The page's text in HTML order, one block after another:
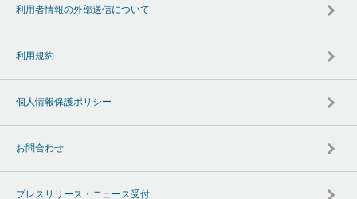
利用者情報の外部送信について
利用規約
個人情報保護ポリシー
お問合わせ
プレスリリース・ニュース受付